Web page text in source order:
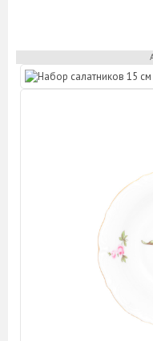
Чайные
Этажерки
Предметы сервировки
Менажницы и
Подносы и
Салфетницы
Другие
Столовые приборы
Бокалы, графины,
Армуды, чашки
Бокалы для
Бокалы для вина
Бокалы для
Бокалы,